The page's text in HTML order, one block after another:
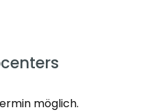
möglich.